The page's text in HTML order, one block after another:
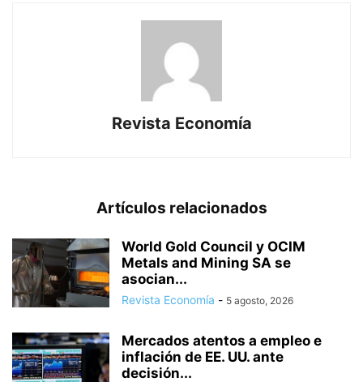
Revista Economía
Artículos relacionados
World Gold Council y OCIM
Metals and Mining SA se
asocian...
Revista Economía - 5 agosto, 2026
Mercados atentos a empleo e
inflación de EE. UU. ante
decisión...